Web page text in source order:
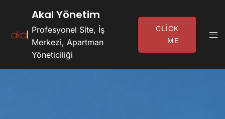
Akal Yönetim
Profesyonel Site, İş
Merkezi, Apartman
Yöneticiliği
CLICK
ME